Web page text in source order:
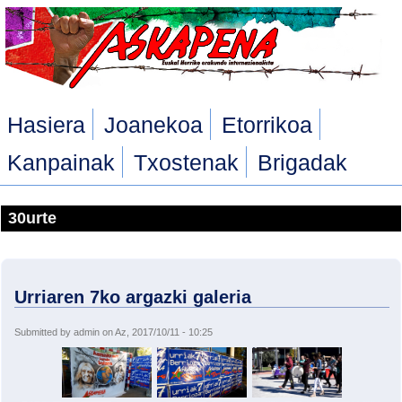
Skip to main content
Hasiera Joanekoa
Etorrikoa
Kanpainak
Txostenak Brigadak
30urte
Urriaren 7ko argazki galeria
Submitted by admin on Az, 2017/10/11 - 10:25